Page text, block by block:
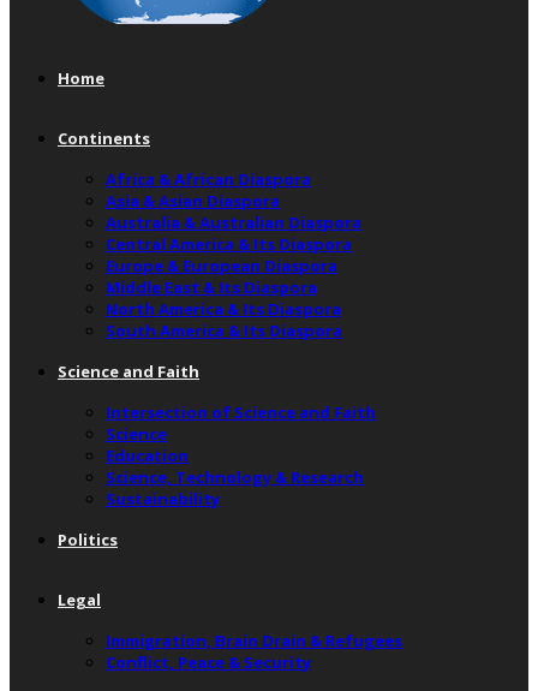
Home
Continents
Africa & African Diaspora
Asia & Asian Diaspora
Australia & Australian Diaspora
Central America & Its Diaspora
Europe & European Diaspora
Middle East & Its Diaspora
North America & Its Diaspora
South America & Its Diaspora
Science and Faith
Intersection of Science and Faith
Science
Education
Science, Technology & Research
Sustainability
Politics
Legal
Immigration, Brain Drain & Refugees
Conflict, Peace & Security